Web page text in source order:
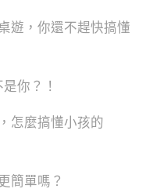
遊，你還不趕快搞懂
你？！
怎麼搞懂小孩的
簡單嗎？